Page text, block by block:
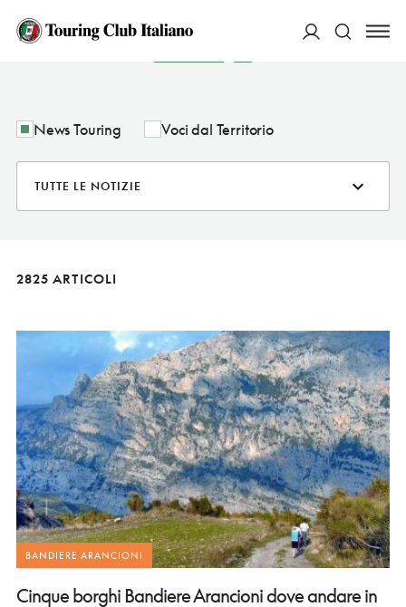
NOTIZIE
News Touring Voci dal Territorio
2825 ARTICOLI
BANDIERE ARANCIONI
Cinque borghi Bandiere Arancioni dove andare in